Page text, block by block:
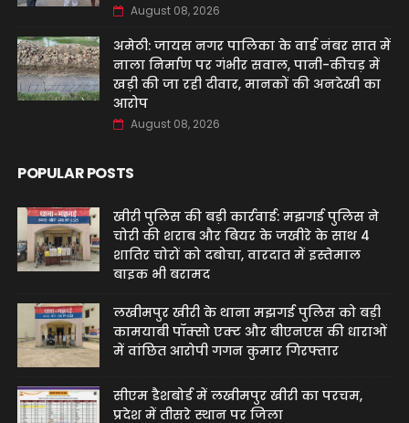
August 08, 2026
अमेठी: जायस नगर पालिका के वार्ड नंबर सात में
नाला निर्माण पर गंभीर सवाल, पानी-कीचड़ में
खड़ी की जा रही दीवार, मानकों की अनदेखी का
आरोप
August 08, 2026
POPULAR POSTS
खीरी पुलिस की बड़ी कार्रवाई: मझगई पुलिस ने
चोरी की शराब और बियर के जखीरे के साथ 4
शातिर चोरों को दबोचा, वारदात में इस्तेमाल
बाइक भी बरामद
लखीमपुर खीरी के थाना मझगई पुलिस को बड़ी
कामयाबी पॉक्सो एक्ट और बीएनएस की धाराओं
में वांछित आरोपी गगन कुमार गिरफ्तार
सीएम डैशबोर्ड में लखीमपुर खीरी का परचम,
प्रदेश में तीसरे स्थान पर जिला